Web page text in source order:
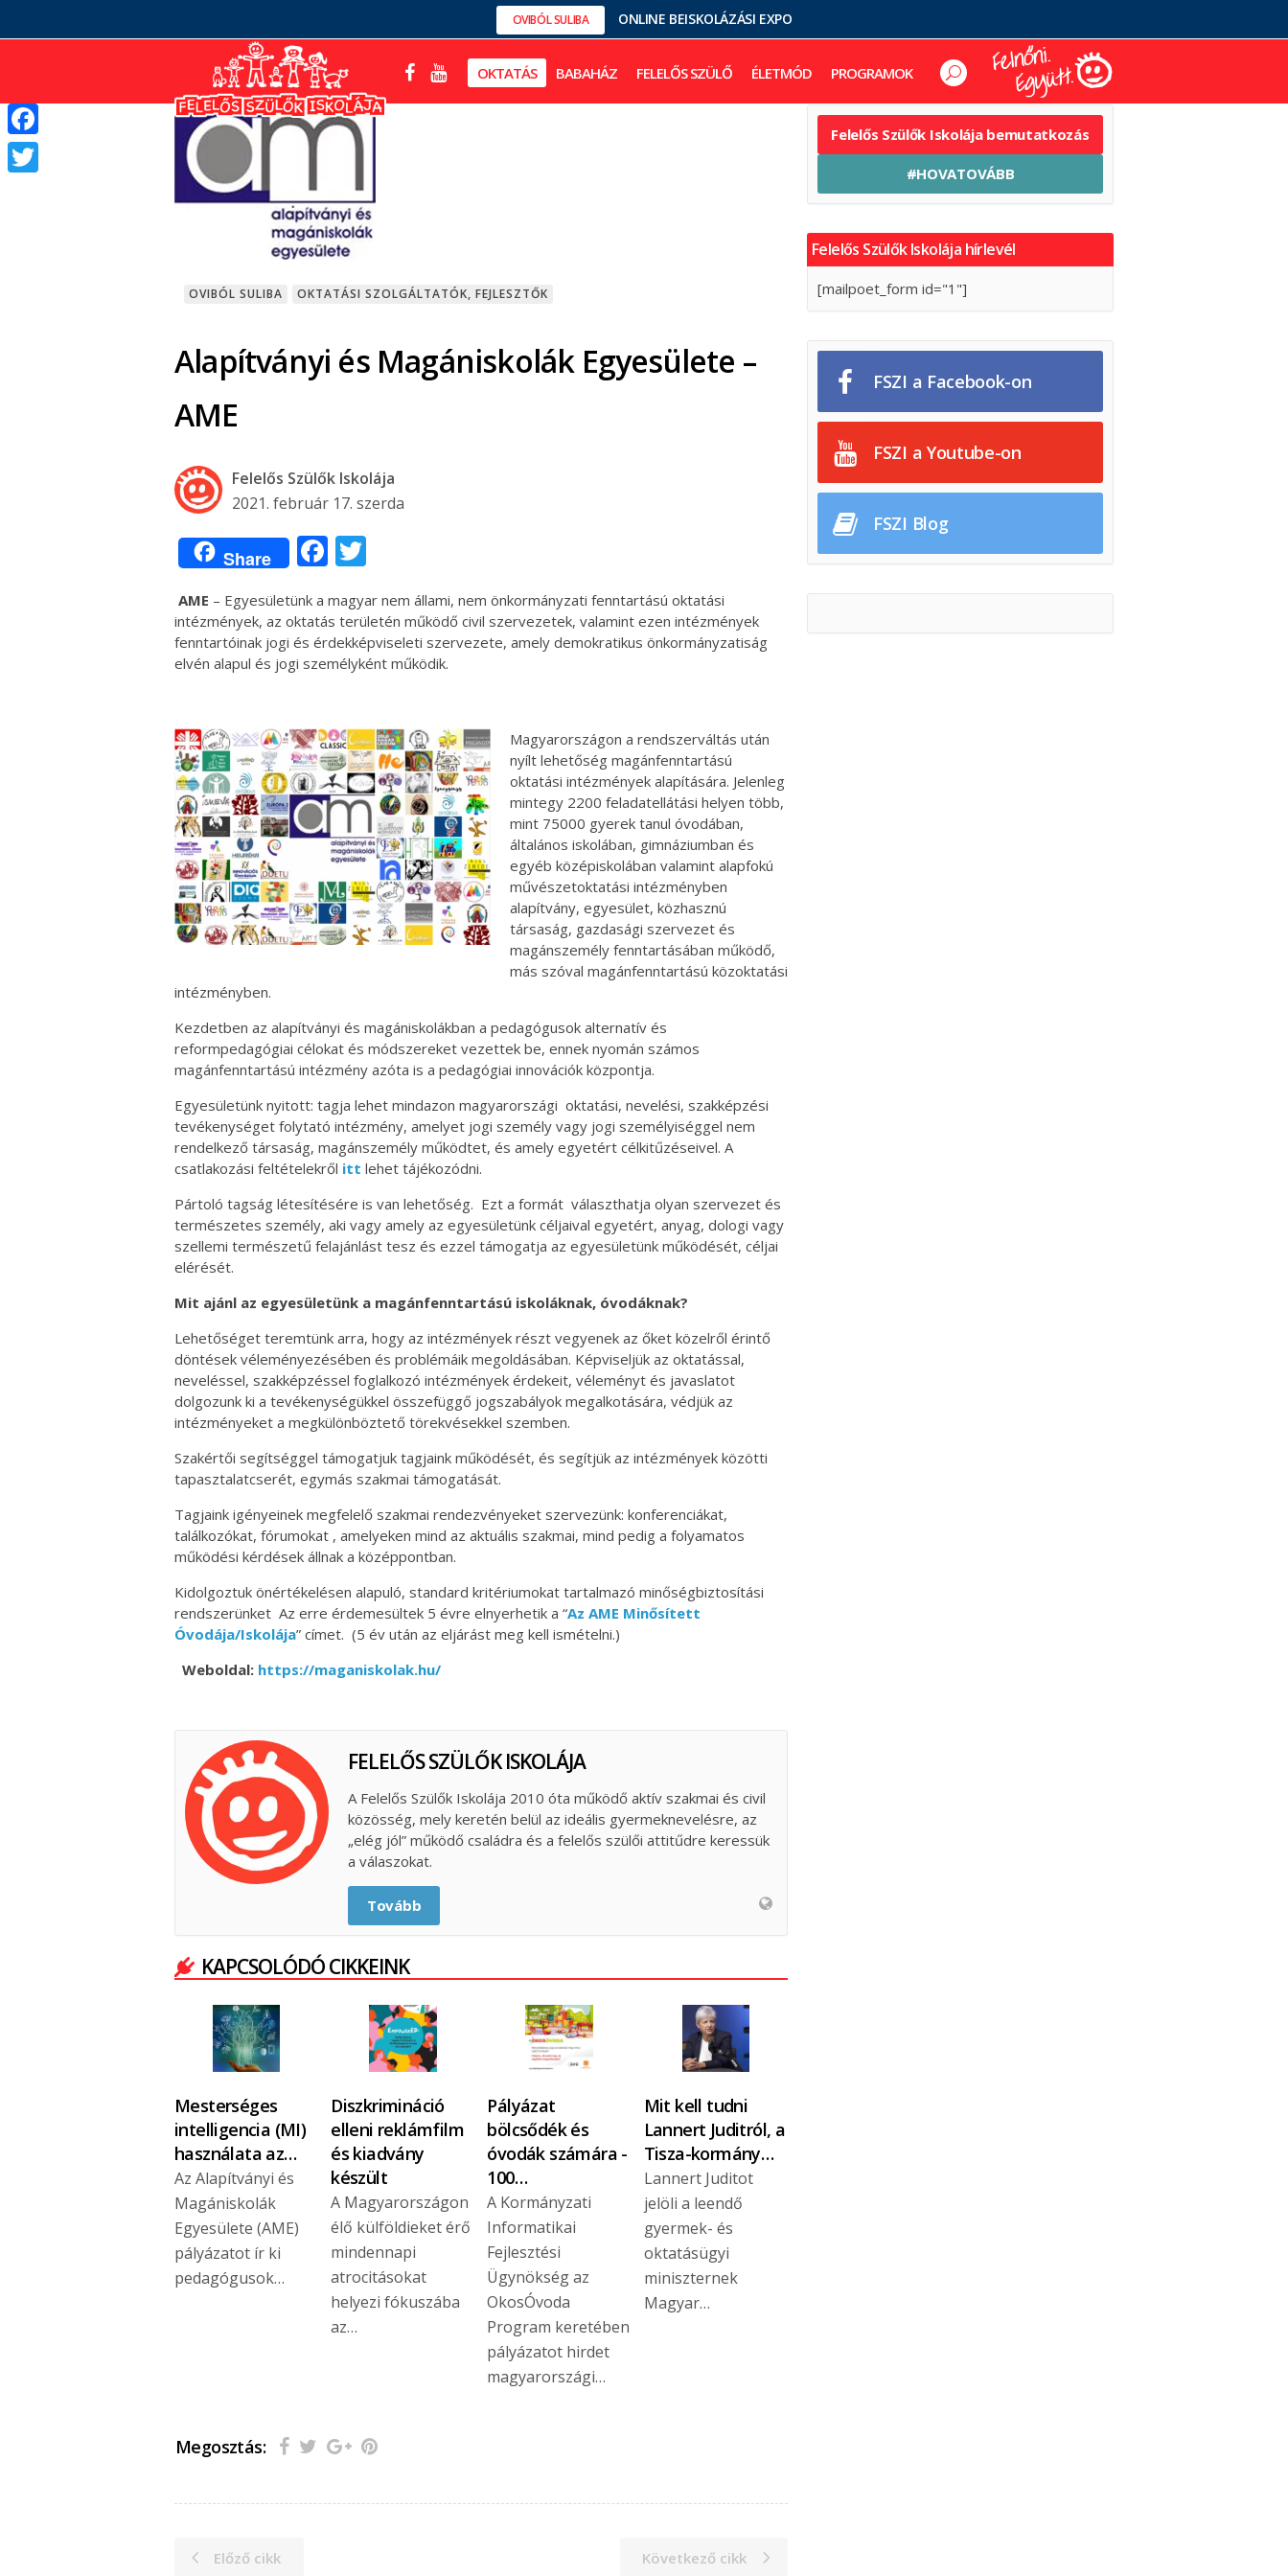
OVIBÓL SULIBA ONLINE BEISKOLÁZÁSI EXPO
OKTATÁS BABAHÁZ FELELŐS SZÜLŐ ÉLETMÓD PROGRAMOK
OVIBÓL SULIBA OKTATÁSI SZOLGÁLTATÓK, FEJLESZTŐK
Alapítványi és Magániskolák Egyesülete –
AME
Felelős Szülők Iskolája
2021. február 17. szerda
Share Facebook
AME – Egyesületünk a magyar nem állami, nem önkormányzati fenntartású oktatási
intézmények, az oktatás területén működő civil szervezetek, valamint ezen intézmények
fenntartóinak jogi és érdekképviseleti szervezete, amely demokratikus önkormányzatiság
elvén alapul és jogi személyként működik.
Magyarországon a rendszerváltás után
nyílt lehetőség magánfenntartású
oktatási intézmények alapítására. Jelenleg
mintegy 2200 feladatellátási helyen több,
mint 75000 gyerek tanul óvodában,
általános iskolában, gimnáziumban és
egyéb középiskolában valamint alapfokú
művészetoktatási intézményben
alapítvány, egyesület, közhasznú
társaság, gazdasági szervezet és
magánszemély fenntartásában működő,
más szóval magánfenntartású közoktatási
intézményben.
Kezdetben az alapítványi és magániskolákban a pedagógusok alternatív és
reformpedagógiai célokat és módszereket vezettek be, ennek nyomán számos
magánfenntartású intézmény azóta is a pedagógiai innovációk központja.
Egyesületünk nyitott: tagja lehet mindazon magyarországi oktatási, nevelési, szakképzési
tevékenységet folytató intézmény, amelyet jogi személy vagy jogi személyiséggel nem
rendelkező társaság, magánszemély működtet, és amely egyetért célkitűzéseivel. A
csatlakozási feltételekről itt lehet tájékozódni.
Pártoló tagság létesítésére is van lehetőség. Ezt a formát választhatja olyan szervezet és
természetes személy, aki vagy amely az egyesületünk céljaival egyetért, anyag, dologi vagy
szellemi természetű felajánlást tesz és ezzel támogatja az egyesületünk működését, céljai
elérését.
Mit ajánl az egyesületünk a magánfenntartású iskoláknak, óvodáknak?
Lehetőséget teremtünk arra, hogy az intézmények részt vegyenek az őket közelről érintő
döntések véleményezésében és problémáik megoldásában. Képviseljük az oktatással,
neveléssel, szakképzéssel foglalkozó intézmények érdekeit, véleményt és javaslatot
dolgozunk ki a tevékenységükkel összefüggő jogszabályok megalkotására, védjük az
intézményeket a megkülönböztető törekvésekkel szemben.
Szakértői segítséggel támogatjuk tagjaink működését, és segítjük az intézmények közötti
tapasztalatcserét, egymás szakmai támogatását.
Tagjaink igényeinek megfelelő szakmai rendezvényeket szervezünk: konferenciákat,
találkozókat, fórumokat , amelyeken mind az aktuális szakmai, mind pedig a folyamatos
működési kérdések állnak a középpontban.
Kidolgoztuk önértékelésen alapuló, standard kritériumokat tartalmazó minőségbiztosítási
rendszerünket Az erre érdemesültek 5 évre elnyerhetik a “Az AME Minősített
Óvodája/Iskolája” címet. (5 év után az eljárást meg kell ismételni.)
Weboldal: https://maganiskolak.hu/
FELELŐS SZÜLŐK ISKOLÁJA
A Felelős Szülők Iskolája 2010 óta működő aktív szakmai és civil
közösség, mely keretén belül az ideális gyermeknevelésre, az
„elég jól” működő családra és a felelős szülői attitűdre keressük
a válaszokat.
Tovább
KAPCSOLÓDÓ CIKKEINK
Mesterséges
intelligencia (MI)
használata az…
Az Alapítványi és
Magániskolák
Egyesülete (AME)
pályázatot ír ki
pedagógusok…
Diszkrimináció
elleni reklámfilm
és kiadvány
készült
A Magyarországon
élő külföldieket érő
mindennapi
atrocitásokat
helyezi fókuszába
az…
Pályázat
bölcsődék és
óvodák számára -
100…
A Kormányzati
Informatikai
Fejlesztési
Ügynökség az
OkosÓvoda
Program keretében
pályázatot hirdet
magyarországi…
Mit kell tudni
Lannert Juditról, a
Tisza-kormány…
Lannert Juditot
jelöli a leendő
gyermek- és
oktatásügyi
miniszternek
Magyar…
Megosztás:
Előző cikk Következő cikk
Felelős Szülők Iskolája bemutatkozás
#HOVATOVÁBB
Felelős Szülők Iskolája hírlevél
[mailpoet_form id="1"]
FSZI a Facebook-on
FSZI a Youtube-on
FSZI Blog
Facebook